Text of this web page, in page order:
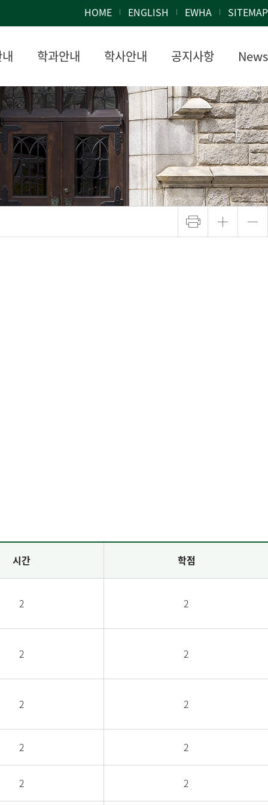
HOME ENGLISH EWHA SITEMAP
학과안내 학사안내 공지사항 News
시간 학점
2 2
2 2
2 2
2 2
2 2